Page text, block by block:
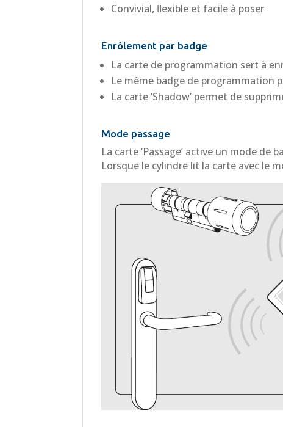
Convivial, ﬂexible et facile à poser
Enrôlement par badge
La carte de programmation sert à
Le même badge de programmation
La carte ‘Shadow’ permet de
Mode passage
La carte ‘Passage’ active un mode de
Lorsque le cylindre lit la carte avec le